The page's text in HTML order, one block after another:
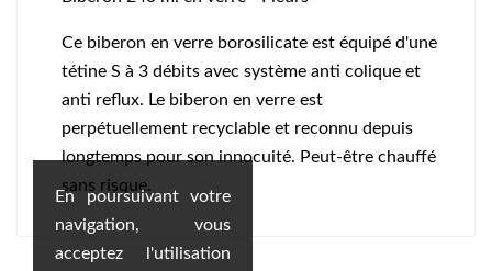
Ce biberon en verre borosilicate est équipé d'une
tétine S à 3 débits avec système anti colique et
anti reflux. Le biberon en verre est
perpétuellement recyclable et reconnu depuis
longtemps pour son innocuité. Peut-être chauffé
sans risque.
En poursuivant votre
navigation, vous
acceptez l'utilisation